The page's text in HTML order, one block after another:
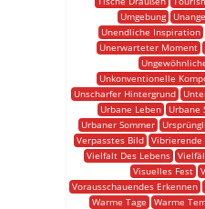
Umgebung
Unendliche Inspiration
Unerwarteter Moment
Unkonventionelle
Unscharfer Hintergrund
Urbane Leben
Urbane
Urbaner Sommer
Verpasstes Bild
Vibrierende
Vielfalt Des Lebens
Visuelles Fest
Vorausschauendes Erkennen
Warme Tage
Warme